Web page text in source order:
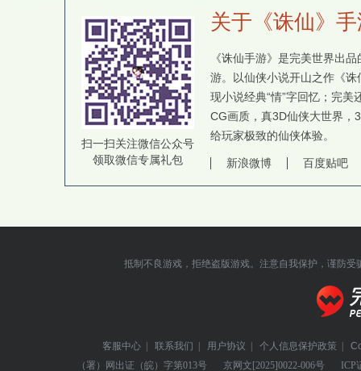
扫一扫关注微信公众号
领取微信专属礼包
关于《诛仙》
《诛仙手游》是完美世界出
游。以仙侠小说开山之作《
现小说经典“情”字回忆；完
CG画质，真3D仙侠大世界，
给玩家极致的仙侠体验。
新浪微博 百度贴吧
抵制不良游戏，拒绝盗版游戏。注意自我保护，谨防受
客服中心 联系我们 用户协议 个人信息保护政策
（署）网出证（皖）字第013号
京网文 [2025]0022-006号
ICP